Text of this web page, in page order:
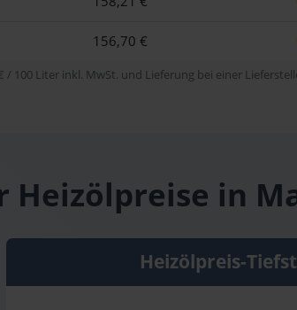
156,70 €
100 Liter inkl. MwSt. und Lieferung bei einer
Heizölpreise in
Heizölpreis-